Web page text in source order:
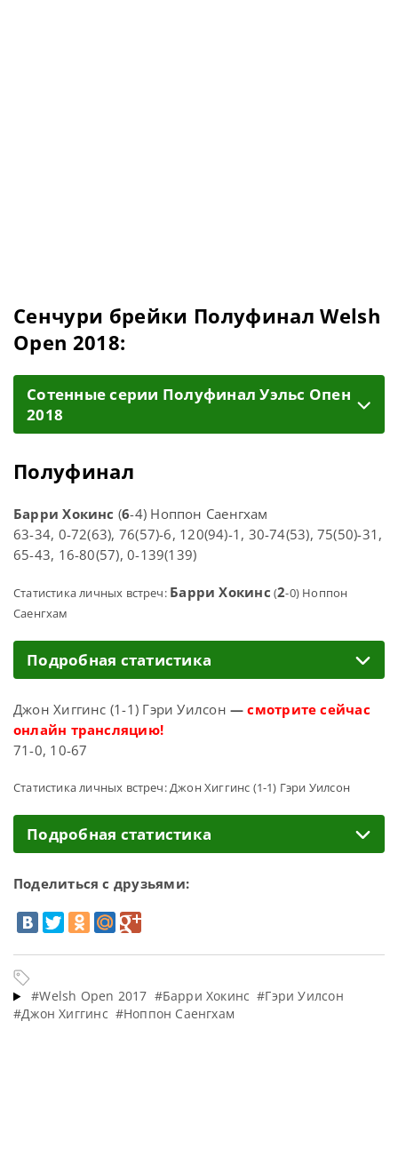
Сенчури брейки Полуфинал Welsh
Open 2018:
Cотенные серии Полуфинал Уэльс Опен
2018
Полуфинал
Барри Хокинс (6-4) Ноппон Саенгхам
63-34, 0-72(63), 76(57)-6, 120(94)-1, 30-74(53), 75(50)-31,
65-43, 16-80(57), 0-139(139)
Статистика личных встреч: Барри Хокинс (2-0) Ноппон
Саенгхам
Подробная статистика
Джон Хиггинс (1-1) Гэри Уилсон —смотрите сейчас
онлайн трансляцию!
71-0, 10-67
Статистика личных встреч: Джон Хиггинс (1-1) Гэри Уилсон
Подробная статистика
Поделиться с друзьями:
#Welsh Open 2017 #Барри Хокинс #Гэри Уилсон
#Джон Хиггинс #Ноппон Саенгхам